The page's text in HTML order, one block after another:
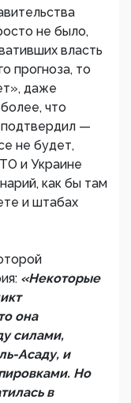
не было,
власть
прогноза, то
даже
что
—
не будет,
и Украине
как бы там
и штабах
«Некоторые
она
силами,
Асаду, и
Но
в